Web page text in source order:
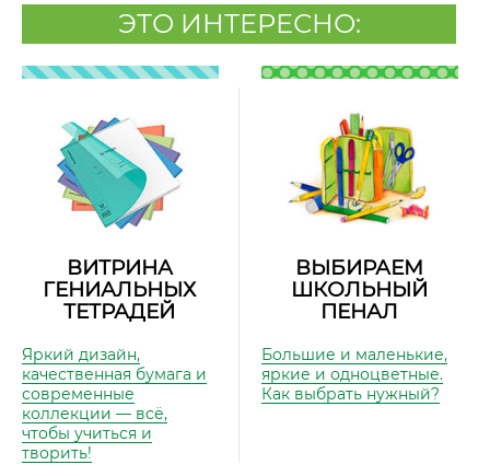
ЭТО ИНТЕРЕСНО:
ВИТРИНА
ГЕНИАЛЬНЫХ
ТЕТРАДЕЙ
Яркий дизайн,
качественная бумага и
современные
коллекции — всё,
чтобы учиться и
творить!
ВЫБИРАЕМ
ШКОЛЬНЫЙ
ПЕНАЛ
Большие и маленькие,
яркие и одноцветные.
Как выбрать нужный?